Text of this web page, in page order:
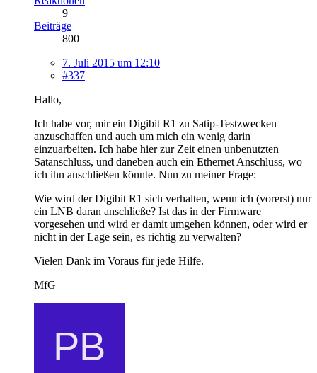
9
Beiträge
800
7. Juli 2015 um 12:10
#337
Hallo,
Ich habe vor, mir ein Digibit R1 zu Satip-Testzwecken
anzuschaffen und auch um mich ein wenig darin
einzuarbeiten. Ich habe hier zur Zeit einen unbenutzten
Satanschluss, und daneben auch ein Ethernet Anschluss, wo
ich ihn anschließen könnte. Nun zu meiner Frage:
Wie wird der Digibit R1 sich verhalten, wenn ich (vorerst) nur
ein LNB daran anschließe? Ist das in der Firmware
vorgesehen und wird er damit umgehen können, oder wird er
nicht in der Lage sein, es richtig zu verwalten?
Vielen Dank im Voraus für jede Hilfe.
MfG